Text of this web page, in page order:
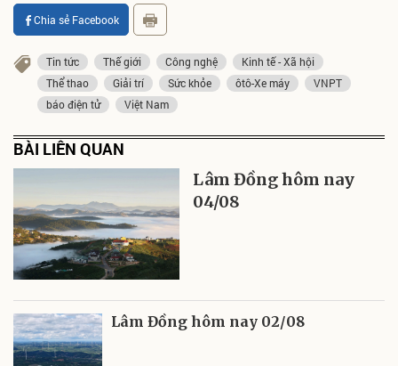
Chia sẻ Facebook
Tin tức Thế giới Công nghệ
Kinh tế - Xã hội
Thể thao
Giải trí Sức khỏe ôtô-Xe máy
VNPT
báo điện tử
Việt Nam
BÀI LIÊN QUAN
Lâm Đồng hôm nay
04/08
Lâm Đồng hôm nay 02/08